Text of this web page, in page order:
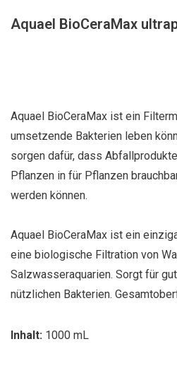
Aquael BioCeraMax
Aquael BioCeraMax ist ein
umsetzende Bakterien leben
sorgen dafür, dass
Pflanzen in für Pflanzen
werden können.
Aquael BioCeraMax ist ein
eine biologische Filtration von
Salzwasseraquarien. Sorgt für
nützlichen Bakterien.
Inhalt: 1000 mL